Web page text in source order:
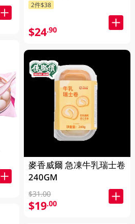
2件$38
$24.90
麥香威爾 急凍牛乳瑞士卷
240GM
$31.00
$19.00